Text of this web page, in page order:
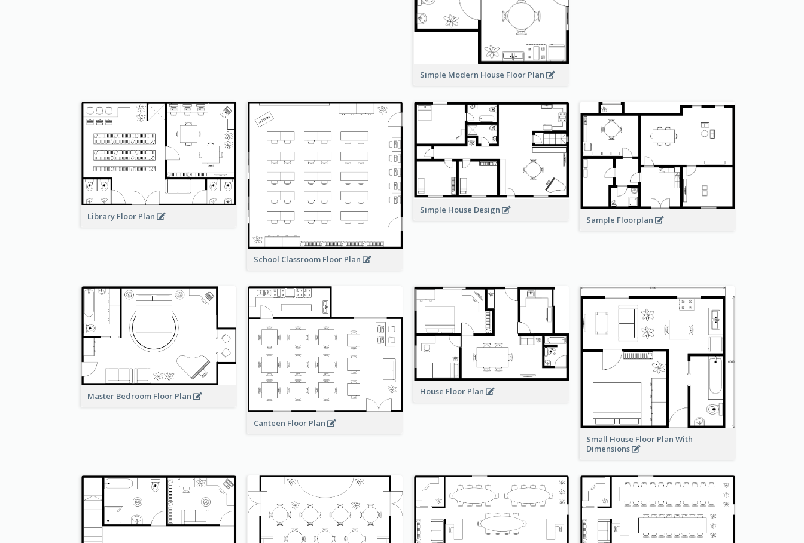
Simple Modern House Floor Plan
Library Floor Plan
School Classroom Floor Plan
Simple House Design
Sample Floorplan
Master Bedroom Floor Plan
Canteen Floor Plan
House Floor Plan
Small House Floor Plan With
Dimensions